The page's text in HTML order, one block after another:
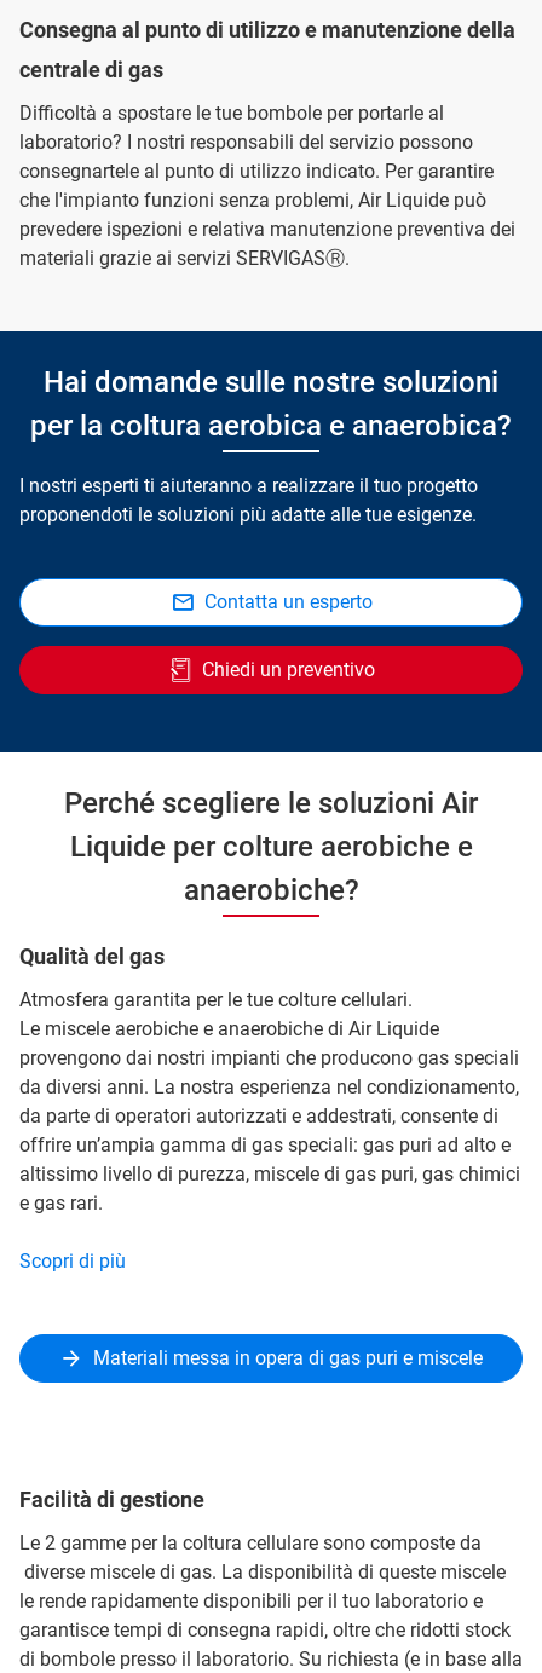
Consegna al punto di utilizzo e manutenzione della
centrale di gas
Difficoltà a spostare le tue bombole per portarle al
laboratorio? I nostri responsabili del servizio possono
consegnartele al punto di utilizzo indicato. Per garantire
che l'impianto funzioni senza problemi, Air Liquide può
prevedere ispezioni e relativa manutenzione preventiva dei
materiali grazie ai servizi SERVIGASⓇ.
Hai domande sulle nostre soluzioni
per la coltura aerobica e anaerobica?
I nostri esperti ti aiuteranno a realizzare il tuo progetto
proponendoti le soluzioni più adatte alle tue esigenze.
Contatta un esperto
Chiedi un preventivo
Perché scegliere le soluzioni Air
Liquide per colture aerobiche e
anaerobiche?
Qualità del gas
Atmosfera garantita per le tue colture cellulari.
Le miscele aerobiche e anaerobiche di Air Liquide
provengono dai nostri impianti che producono gas speciali
da diversi anni. La nostra esperienza nel condizionamento,
da parte di operatori autorizzati e addestrati, consente di
offrire un’ampia gamma di gas speciali: gas puri ad alto e
altissimo livello di purezza, miscele di gas puri, gas chimici
e gas rari.
Scopri di più
Materiali messa in opera di gas puri e miscele
Facilità di gestione
Le 2 gamme per la coltura cellulare sono composte da
diverse miscele di gas. La disponibilità di queste miscele
le rende rapidamente disponibili per il tuo laboratorio e
garantisce tempi di consegna rapidi, oltre che ridotti stock
di bombole presso il laboratorio. Su richiesta (e in base alla